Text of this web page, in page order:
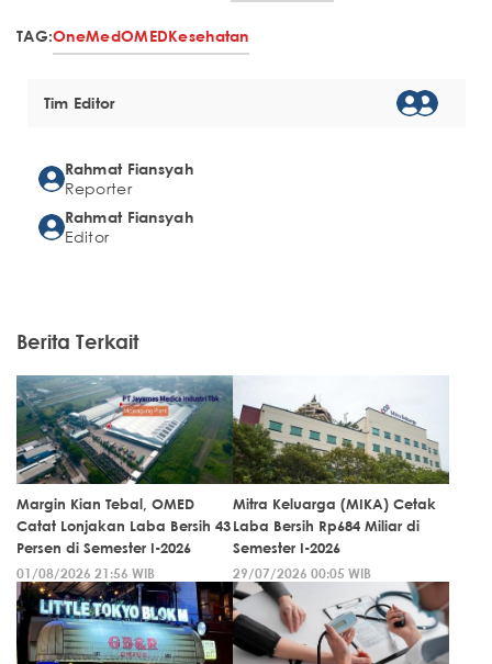
TAG:OneMedOMEDKesehatan
Tim Editor
Rahmat Fiansyah
Reporter
Rahmat Fiansyah
Editor
Berita Terkait
Margin Kian Tebal, OMED
Catat Lonjakan Laba Bersih 43
Persen di Semester I-2026
01/08/2026 21:56 WIB
Mitra Keluarga (MIKA) Cetak
Laba Bersih Rp684 Miliar di
Semester I-2026
29/07/2026 00:05 WIB